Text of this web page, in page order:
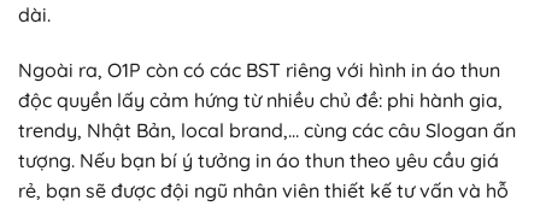
dài.
Ngoài ra, O1P còn có các BST riêng với hình in áo thun
độc quyền lấy cảm hứng từ nhiều chủ đề: phi hành gia,
trendy, Nhật Bản, local brand,… cùng các câu Slogan ấn
tượng. Nếu bạn bí ý tưởng in áo thun theo yêu cầu giá
rẻ, bạn sẽ được đội ngũ nhân viên thiết kế tư vấn và hỗ